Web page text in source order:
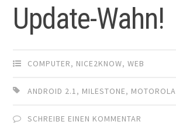
Update-Wahn!
COMPUTER, NICE2KNOW,WEB
ANDROID 2.1, MILESTONE, MOTOROLA
SCHREIBE EINEN KOMMENTAR